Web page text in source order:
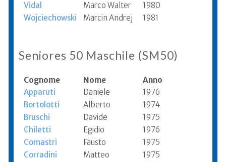
Vidal
Marco Walter
1980
Wojciechowski
Marcin Andrej 1981
Seniores 50 Maschile (SM50)
Cognome Nome
Anno
Apparuti
Daniele
1976
Bortolotti
Alberto
1974
Bruschi
Davide
1975
Chiletti
Egidio
1976
Comastri
Fausto
1975
Corradini
Matteo
1975